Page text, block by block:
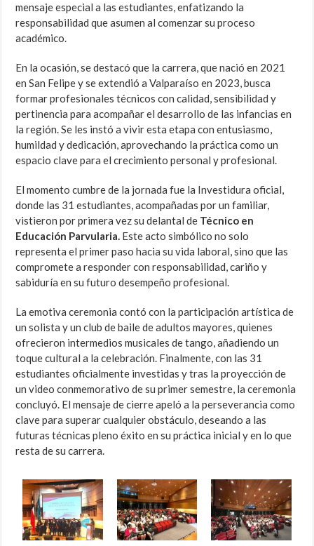
mensaje especial a las estudiantes, enfatizando la
responsabilidad que asumen al comenzar su proceso
académico.
En la ocasión, se destacó que la carrera, que nació en 2021
en San Felipe y se extendió a Valparaíso en 2023, busca
formar profesionales técnicos con calidad, sensibilidad y
pertinencia para acompañar el desarrollo de las infancias en
la región. Se les instó a vivir esta etapa con entusiasmo,
humildad y dedicación, aprovechando la práctica como un
espacio clave para el crecimiento personal y profesional.
El momento cumbre de la jornada fue la Investidura oficial,
donde las 31 estudiantes, acompañadas por un familiar,
vistieron por primera vez su delantal de Técnico en
Educación Parvularia. Este acto simbólico no solo
representa el primer paso hacia su vida laboral, sino que las
compromete a responder con responsabilidad, cariño y
sabiduría en su futuro desempeño profesional.
La emotiva ceremonia contó con la participación artística de
un solista y un club de baile de adultos mayores, quienes
ofrecieron intermedios musicales de tango, añadiendo un
toque cultural a la celebración. Finalmente, con las 31
estudiantes oficialmente investidas y tras la proyección de
un video conmemorativo de su primer semestre, la ceremonia
concluyó. El mensaje de cierre apeló a la perseverancia como
clave para superar cualquier obstáculo, deseando a las
futuras técnicas pleno éxito en su práctica inicial y en lo que
resta de su carrera.